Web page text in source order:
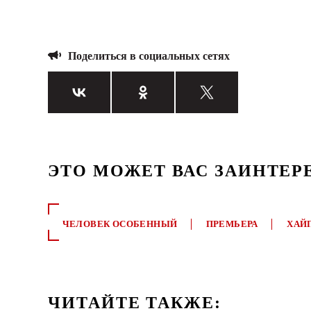
Поделиться в социальных сетях
ЭТО МОЖЕТ ВАС
ЧЕЛОВЕК ОСОБЕННЫЙ ПРЕМЬЕРА
ЧИТАЙТЕ ТАКЖЕ: